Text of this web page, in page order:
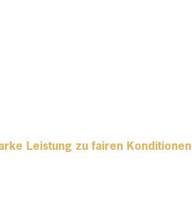
Leistung zu fairen Konditionen